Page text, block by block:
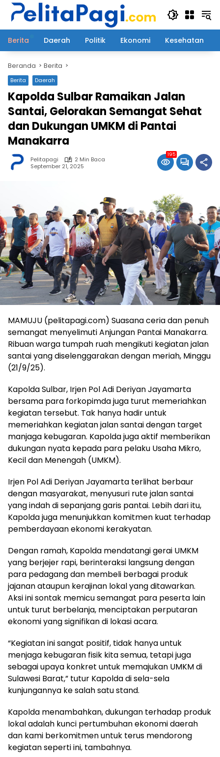
Langsung
Berita
Daerah Politik Ekonomi Kesehatan
Beranda Berita
Berita Daerah
Kapolda Sulbar Ramaikan Jalan
Santai, Gelorakan Semangat Sehat
dan Dukungan UMKM di Pantai
Manakarra
Pelitapagi
2 Min Baca
September 21, 2025
195
MAMUJU (pelitapagi.com) Suasana ceria dan penuh
semangat menyelimuti Anjungan Pantai Manakarra.
Ribuan warga tumpah ruah mengikuti kegiatan jalan
santai yang diselenggarakan dengan meriah, Minggu
(21/9/25).
Kapolda Sulbar, Irjen Pol Adi Deriyan Jayamarta
bersama para forkopimda juga turut memeriahkan
kegiatan tersebut. Tak hanya hadir untuk
memeriahkan kegiatan jalan santai dengan target
manjaga kebugaran. Kapolda juga aktif memberikan
dukungan nyata kepada para pelaku Usaha Mikro,
Kecil dan Menengah (UMKM).
Irjen Pol Adi Deriyan Jayamarta terlihat berbaur
dengan masyarakat, menyusuri rute jalan santai
yang indah di sepanjang garis pantai. Lebih dari itu,
Kapolda juga menunjukkan komitmen kuat terhadap
pemberdayaan ekonomi kerakyatan.
Dengan ramah, Kapolda mendatangi gerai UMKM
yang berjejer rapi, berinteraksi langsung dengan
para pedagang dan membeli berbagai produk
jajanan ataupun kerajinan lokal yang ditawarkan.
Aksi ini sontak memicu semangat para peserta lain
untuk turut berbelanja, menciptakan perputaran
ekonomi yang signifikan di lokasi acara.
“Kegiatan ini sangat positif, tidak hanya untuk
menjaga kebugaran fisik kita semua, tetapi juga
sebagai upaya konkret untuk memajukan UMKM di
Sulawesi Barat,” tutur Kapolda di sela-sela
kunjungannya ke salah satu stand.
Kapolda menambahkan, dukungan terhadap produk
lokal adalah kunci pertumbuhan ekonomi daerah
dan kami berkomitmen untuk terus mendorong
kegiatan seperti ini, tambahnya.